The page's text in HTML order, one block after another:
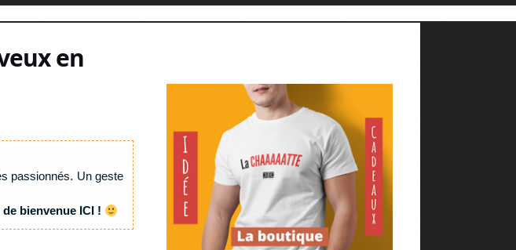
en
passionnés. Un geste
bienvenue ICI !